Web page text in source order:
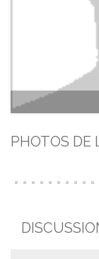
PHOTOS DE